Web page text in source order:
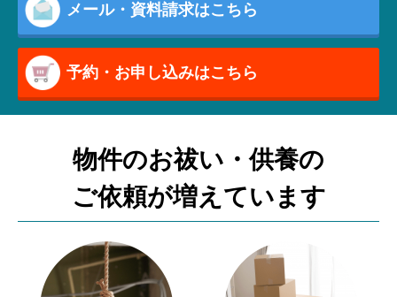
メール・資料請求はこちら
予約・お申し込みはこちら
物件のお祓い・供養の
ご依頼が増えています